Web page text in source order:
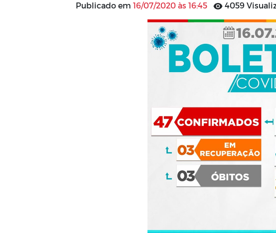
Publicado em 16/07/2020 às 16:45 4059